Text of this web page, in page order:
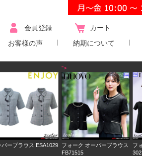
会員登録
カート
お客様の声 納期について
フォーク オーバーブラウス
フォーク ワンピース
3023SC